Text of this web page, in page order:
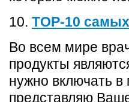
10. TOP-10
Во всем мире
продукты
нужно включать
представляю